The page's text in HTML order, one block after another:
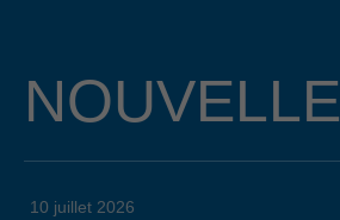
10 juillet 2026